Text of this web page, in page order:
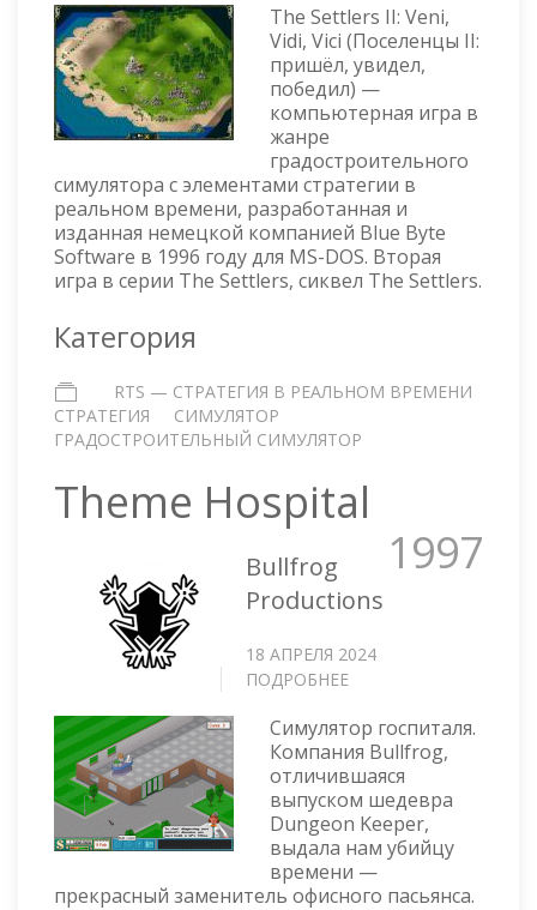
SETTLERS
II
The Settlers II: Veni,
Vidi, Vici (Поселенцы II:
пришёл, увидел,
победил) —
компьютерная игра в
жанре
градостроительного
симулятора с элементами стратегии в
реальном времени, разработанная и
изданная немецкой компанией Blue Byte
Software в 1996 году для MS-DOS. Вторая
игра в серии The Settlers, сиквел The Settlers.
Категория
RTS — СТРАТЕГИЯ В РЕАЛЬНОМ ВРЕМЕНИ
СТРАТЕГИЯ
СИМУЛЯТОР
ГРАДОСТРОИТЕЛЬНЫЙ СИМУЛЯТОР
Theme Hospital
1997
Bullfrog
Productions
18 АПРЕЛЯ 2024
ПОДРОБНЕЕ
HOSPITAL
Симулятор госпиталя.
Компания Bullfrog,
отличившаяся
выпуском шедевра
Dungeon Keeper,
выдала нам убийцу
времени —
прекрасный заменитель офисного пасьянса.